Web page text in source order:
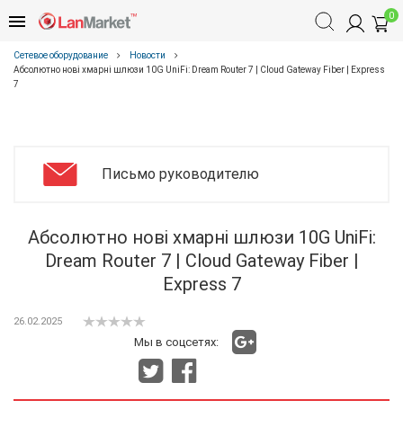
0
Сетевое оборудование
Новости
Абсолютно нові хмарні шлюзи 10G UniFi: Dream Router 7 | Cloud Gateway Fiber | Express
7
Письмо руководителю
Абсолютно нові хмарні шлюзи 10G UniFi:
Dream Router 7 | Cloud Gateway Fiber |
Express 7
26.02.2025
Мы в соцсетях: